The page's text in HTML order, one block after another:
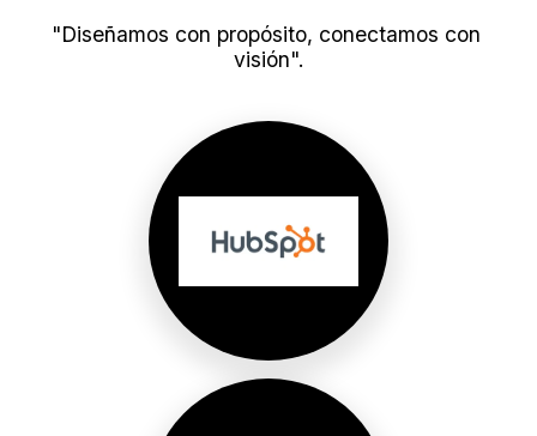
"Diseñamos con propósito, conectamos con
visión".